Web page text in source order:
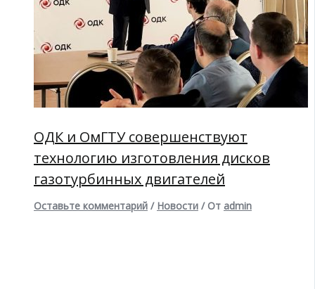
ОДК и ОмГТУ совершенствуют
технологию изготовления дисков
газотурбинных двигателей
Оставьте комментарий / Новости / От admin